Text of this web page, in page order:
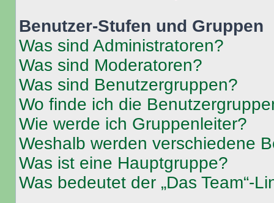
Benutzer-Stufen und Gruppen
Was sind Administratoren?
Was sind Moderatoren?
Was sind Benutzergruppen?
Wo finde ich die
Wie werde ich Gruppenleiter?
Weshalb werden verschiedene
Was ist eine Hauptgruppe?
Was bedeutet der „Das Team“-